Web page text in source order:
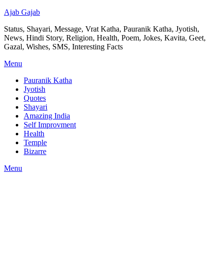
Ajab Gajab
Status, Shayari, Message, Vrat Katha, Pauranik Katha, Jyotish,
News, Hindi Story, Religion, Health, Poem, Jokes, Kavita, Geet,
Gazal, Wishes, SMS, Interesting Facts
Menu
Pauranik Katha
Jyotish
Quotes
Shayari
Amazing India
Self Improvment
Health
Temple
Bizarre
Menu